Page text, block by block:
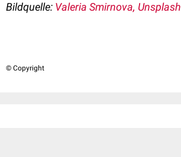
Bildquelle: Valeria Smirnova, Unsplash
© Copyright